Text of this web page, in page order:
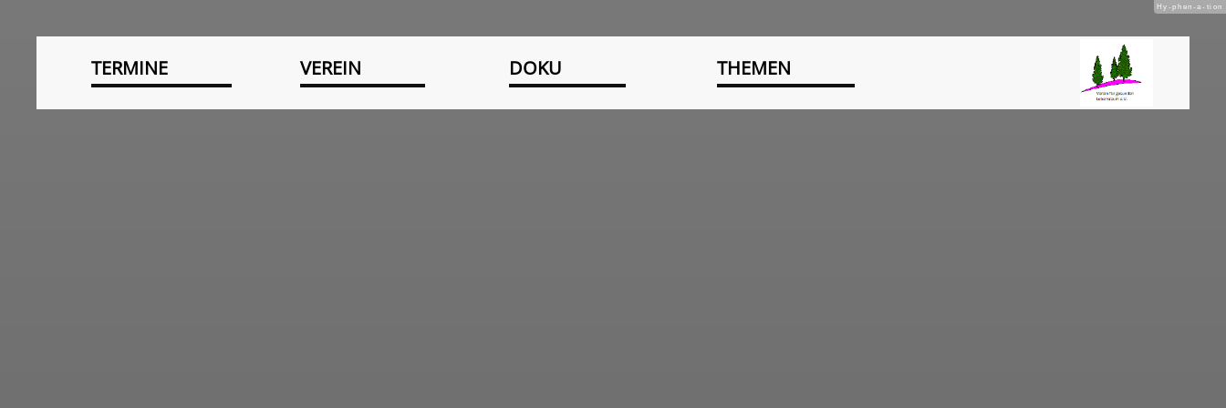
TERMINE VEREIN DOKU THEMEN
Hy-phen-a-tion